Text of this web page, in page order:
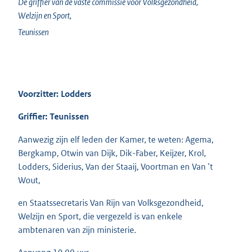
Welzijn en Sport,
Teunissen
Voorzitter: Lodders
Griffier: Teunissen
Aanwezig zijn elf leden der Kamer, te weten: Agema,
Bergkamp, Otwin van Dijk, Dik-Faber, Keijzer, Krol,
Lodders, Siderius, Van der Staaij, Voortman en Van 't
Wout,
en Staatssecretaris Van Rijn van Volksgezondheid,
Welzijn en Sport, die vergezeld is van enkele
ambtenaren van zijn ministerie.